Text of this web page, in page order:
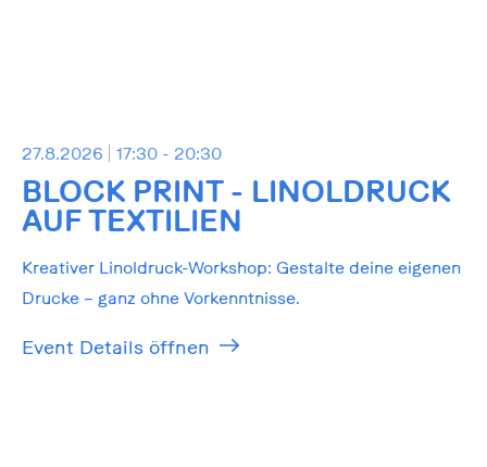
27.8.2026 17:30 - 20:30
BLOCK PRINT - LINOLDRUCK
AUF TEXTILIEN
Kreativer Linoldruck-Workshop: Gestalte deine eigenen
Drucke – ganz ohne Vorkenntnisse.
Event Details öffnen